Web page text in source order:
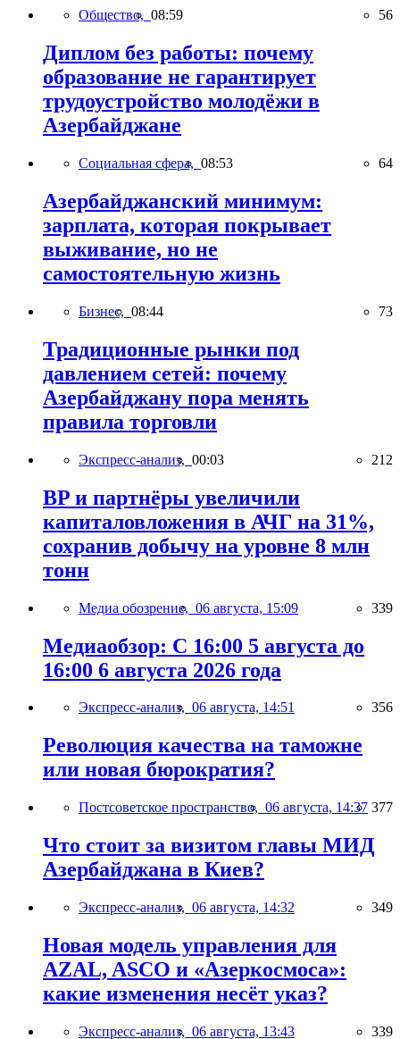
Общество, 08:59 56
Диплом без работы: почему
образование не гарантирует
трудоустройство молодёжи в
Азербайджане
Социальная сфера, 08:53 64
Азербайджанский минимум:
зарплата, которая покрывает
выживание, но не
самостоятельную жизнь
Бизнес, 08:44 73
Традиционные рынки под
давлением сетей: почему
Азербайджану пора менять
правила торговли
Экспресс-анализ, 00:03 212
BP и партнёры увеличили
капиталовложения в АЧГ на 31%,
сохранив добычу на уровне 8 млн
тонн
Медиа обозрение, 06 августа, 15:09 339
Медиаобзор: С 16:00 5 августа до
16:00 6 августа 2026 года
Экспресс-анализ, 06 августа, 14:51 356
Революция качества на таможне
или новая бюрократия?
Постсоветское пространство, 06 августа, 14:37 377
Что стоит за визитом главы МИД
Азербайджана в Киев?
Экспресс-анализ, 06 августа, 14:32 349
Новая модель управления для
AZAL, ASCO и «Азеркосмоса»:
какие изменения несёт указ?
Экспресс-анализ, 06 августа, 13:43 339